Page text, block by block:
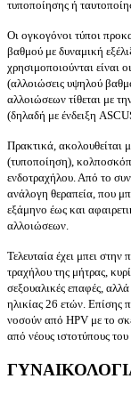
τυποποίησης ή
Οι ογκογόνοι τύποι
βαθμού με δυναμική
χρησιμοποιούνται
(αλλοιώσεις υψηλού
αλλοιώσεων τίθεται με
(δηλαδή με ένδειξη
Πρακτικά, ακολουθείται
(τυποποίηση),
ενδοτραχήλου. Από το
ανάλογη θεραπεία, που
εξάμηνο έως και
αλλοιώσεων.
Τελευταία έχει μπει
τραχήλου της μήτρας,
σεξουαλικές επαφές,
ηλικίας 26 ετών. Επίσης
νοσούν από HPV με το
από νέους ιστοτύπους του